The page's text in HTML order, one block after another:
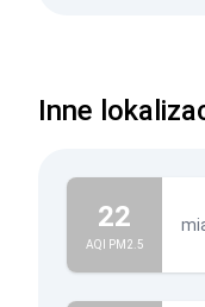
Inne
22
AQI PM2.5